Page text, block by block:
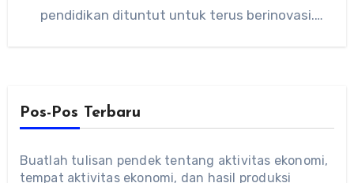
pendidikan dituntut untuk terus berinovasi.
Pos-Pos Terbaru
Buatlah tulisan pendek tentang aktivitas ekonomi,
tempat aktivitas ekonomi, dan hasil produksi